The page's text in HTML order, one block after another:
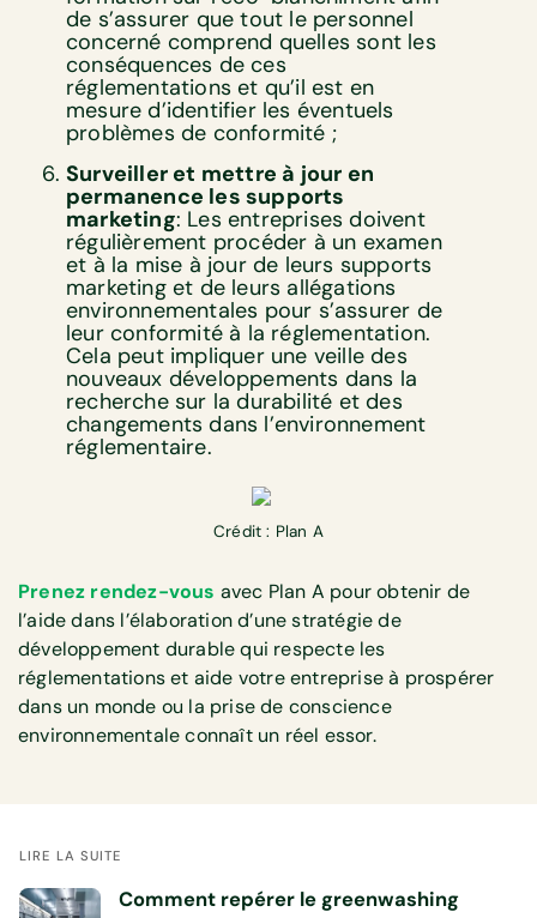
de s’assurer que tout le personnel
concerné comprend quelles sont les
conséquences de ces
réglementations et qu’il est en
mesure d’identifier les éventuels
problèmes de conformité ;
Surveiller et mettre à jour en
permanence les supports
marketing: Les entreprises doivent
régulièrement procéder à un examen
et à la mise à jour de leurs supports
marketing et de leurs allégations
environnementales pour s’assurer de
leur conformité à la réglementation.
Cela peut impliquer une veille des
nouveaux développements dans la
recherche sur la durabilité et des
changements dans l’environnement
réglementaire.
Crédit : Plan A
Prenez rendez-vous avec Plan A pour obtenir de
l’aide dans l’élaboration d’une stratégie de
développement durable qui respecte les
réglementations et aide votre entreprise à prospérer
dans un monde ou la prise de conscience
environnementale connaît un réel essor.
LIRE LA SUITE
Comment repérer le greenwashing